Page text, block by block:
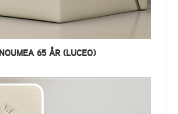
NOUMEA 65 ÅR (LUCEO)